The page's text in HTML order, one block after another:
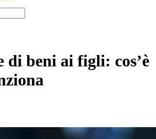
di beni ai figli: cos’è